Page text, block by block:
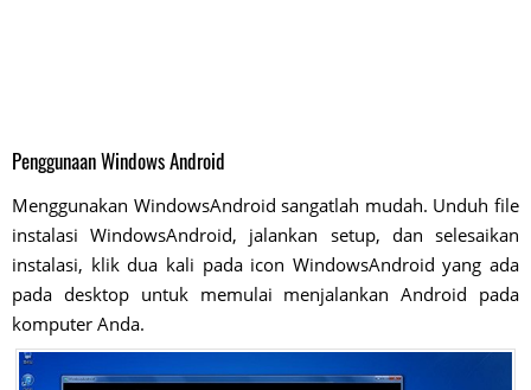
Penggunaan Windows Android
Menggunakan WindowsAndroid sangatlah mudah. Unduh file
instalasi WindowsAndroid, jalankan setup, dan selesaikan
instalasi, klik dua kali pada icon WindowsAndroid yang ada
pada desktop untuk memulai menjalankan Android pada
komputer Anda.